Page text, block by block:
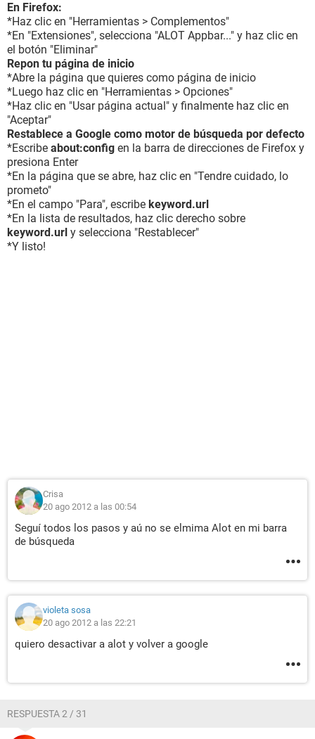
En Firefox:
*Haz clic en "Herramientas > Complementos"
*En "Extensiones", selecciona "ALOT Appbar..." y haz clic en
el botón "Eliminar"
Repon tu página de inicio
*Abre la página que quieres como página de inicio
*Luego haz clic en "Herramientas > Opciones"
*Haz clic en "Usar página actual" y finalmente haz clic en
"Aceptar"
Restablece a Google como motor de búsqueda por defecto
*Escribe about:config en la barra de direcciones de Firefox y
presiona Enter
*En la página que se abre, haz clic en "Tendre cuidado, lo
prometo"
*En el campo "Para", escribe keyword.url
*En la lista de resultados, haz clic derecho sobre
keyword.url y selecciona "Restablecer"
*Y listo!
Crisa
20 ago 2012 a las 00:54
Seguí todos los pasos y aú no se elmima Alot en mi barra
de búsqueda
violeta sosa
20 ago 2012 a las 22:21
quiero desactivar a alot y volver a google
RESPUESTA 2 / 31